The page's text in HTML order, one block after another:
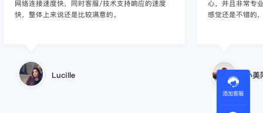
心，并且非常专业，很快就上手了，使用体验整体
感觉还是不错的，非常推荐身边的同行使用。
小美同学
着强烈的需求，
商，不是断网就
添加客服